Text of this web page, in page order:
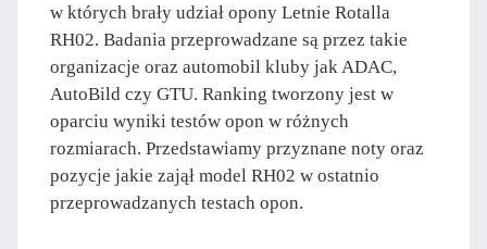
w których brały udział opony Letnie Rotalla
RH02. Badania przeprowadzane są przez takie
organizacje oraz automobil kluby jak ADAC,
AutoBild czy GTU. Ranking tworzony jest w
oparciu wyniki testów opon w różnych
rozmiarach. Przedstawiamy przyznane noty oraz
pozycje jakie zajął model RH02 w ostatnio
przeprowadzanych testach opon.